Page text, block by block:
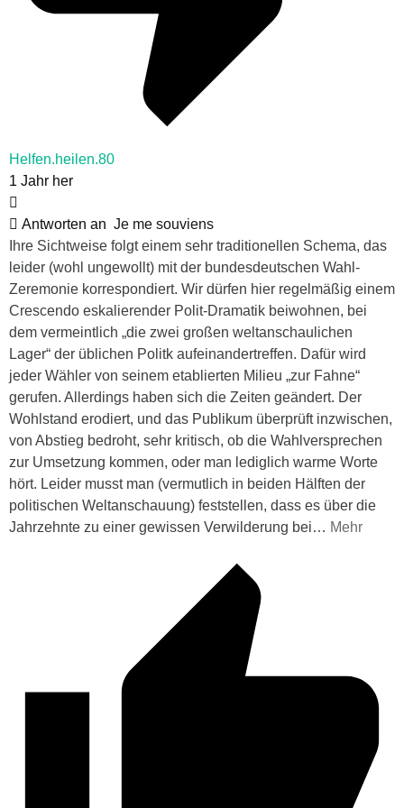
Helfen.heilen.80
1 Jahr her
Antworten an Je me souviens
Ihre Sichtweise folgt einem sehr traditionellen Schema, das
leider (wohl ungewollt) mit der bundesdeutschen Wahl-
Zeremonie korrespondiert. Wir dürfen hier regelmäßig einem
Crescendo eskalierender Polit-Dramatik beiwohnen, bei
dem vermeintlich „die zwei großen weltanschaulichen
Lager“ der üblichen Politk aufeinandertreffen. Dafür wird
jeder Wähler von seinem etablierten Milieu „zur Fahne“
gerufen. Allerdings haben sich die Zeiten geändert. Der
Wohlstand erodiert, und das Publikum überprüft inzwischen,
von Abstieg bedroht, sehr kritisch, ob die Wahlversprechen
zur Umsetzung kommen, oder man lediglich warme Worte
hört. Leider musst man (vermutlich in beiden Hälften der
politischen Weltanschauung) feststellen, dass es über die
Jahrzehnte zu einer gewissen Verwilderung bei… Mehr